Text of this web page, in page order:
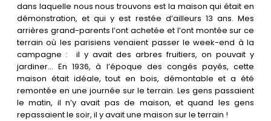
dans laquelle nous nous trouvons est la maison qui était en
démonstration, et qui y est restée d’ailleurs 13 ans. Mes
arrières grand-parents l’ont achetée et l’ont montée sur ce
terrain où les parisiens venaient passer le week-end à la
campagne : il y avait des arbres fruitiers, on pouvait y
jardiner… En 1936, à l’époque des congés payés, cette
maison était idéale, tout en bois, démontable et a été
remontée en une journée sur le terrain. Les gens passaient
le matin, il n’y avait pas de maison, et quand les gens
repassaient le soir, il y avait une maison sur le terrain !